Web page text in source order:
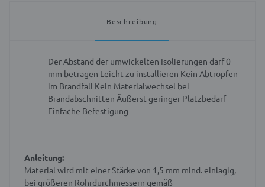
Beschreibung
Der Abstand der umwickelten Isolierungen darf 0
mm betragen Leicht zu installieren Kein Abtropfen
im Brandfall Kein Materialwechsel bei
Brandabschnitten Äußerst geringer Platzbedarf
Einfache Befestigung
Anleitung:
Material wird mit einer Stärke von 1,5 mm mind. einlagig,
bei größeren Rohrdurchmessern gemäß